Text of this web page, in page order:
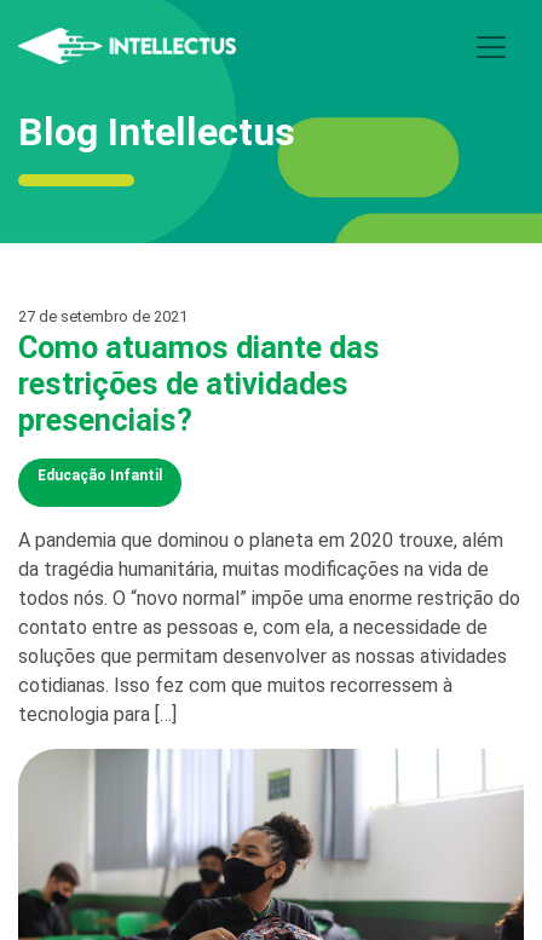
Blog Intellectus
27 de setembro de 2021
Como atuamos diante das
restrições de atividades
presenciais?
Educação Infantil
A pandemia que dominou o planeta em 2020 trouxe, além
da tragédia humanitária, muitas modificações na vida de
todos nós. O “novo normal” impõe uma enorme restrição do
contato entre as pessoas e, com ela, a necessidade de
soluções que permitam desenvolver as nossas atividades
cotidianas. Isso fez com que muitos recorressem à
tecnologia para […]